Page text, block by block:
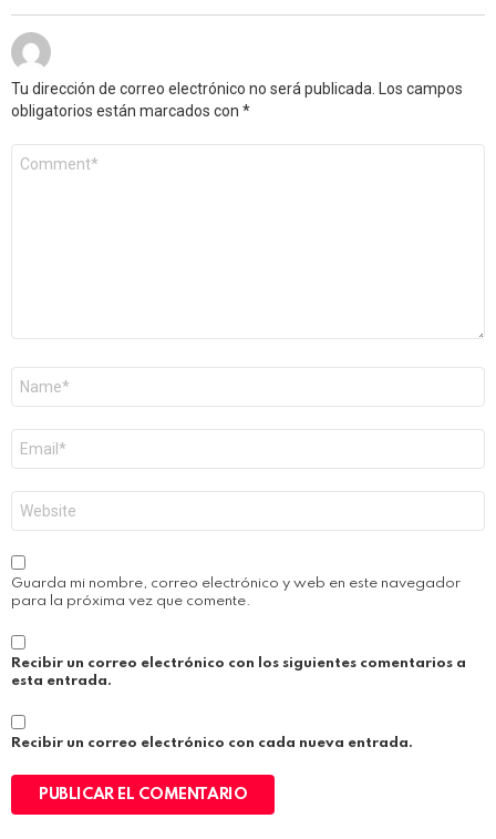
Tu dirección de correo electrónico no será publicada.
Los campos
obligatorios están marcados con *
electrónico
*
Guarda mi nombre, correo electrónico y web en este navegador
para la próxima vez que comente.
Recibir un correo electrónico con los siguientes comentarios a
esta entrada.
Recibir un correo electrónico con cada nueva entrada.